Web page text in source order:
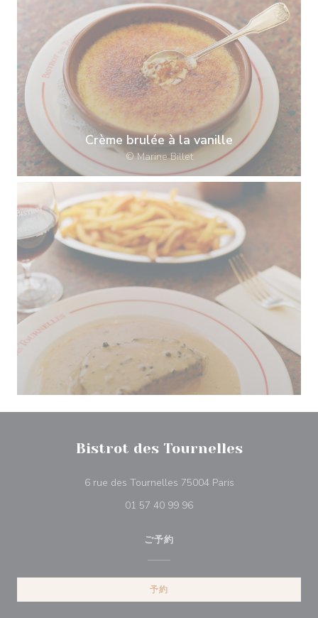
Crème brulée à la vanille
© Marine Billet
Bistrot des Tournelles
6 rue des Tournelles 75004 Paris((新しいウィンド
01 57 40 99 96
ご予約
予約